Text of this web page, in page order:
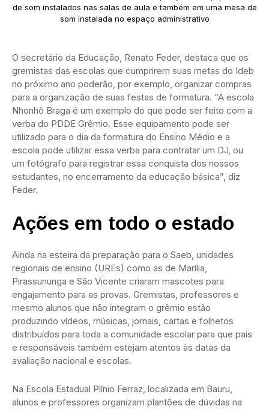
de som instalados nas salas de aula e também em uma mesa de
som instalada no espaço administrativo
O secretário da Educação, Renato Feder, destaca que os
gremistas das escolas que cumprirem suas metas do Ideb
no próximo ano poderão, por exemplo, organizar compras
para a organização de suas festas de formatura. “A escola
Nhonhô Braga é um exemplo do que pode ser feito com a
verba do PDDE Grêmio. Esse equipamento pode ser
utilizado para o dia da formatura do Ensino Médio e a
escola pode utilizar essa verba para contratar um DJ, ou
um fotógrafo para registrar essa conquista dos nossos
estudantes, no encerramento da educação básica”, diz
Feder.
Ações em todo o estado
Ainda na esteira da preparação para o Saeb, unidades
regionais de ensino (UREs) como as de Marília,
Pirassununga e São Vicente criaram mascotes para
engajamento para as provas. Gremistas, professores e
mesmo alunos que não integram o grêmio estão
produzindo vídeos, músicas, jornais, cartas e folhetos
distribuídos para toda a comunidade escolar para que pais
e responsáveis também estejam atentos às datas da
avaliação nacional e escolas.
Na Escola Estadual Plínio Ferraz, localizada em Bauru,
alunos e professores organizam plantões de dúvidas na